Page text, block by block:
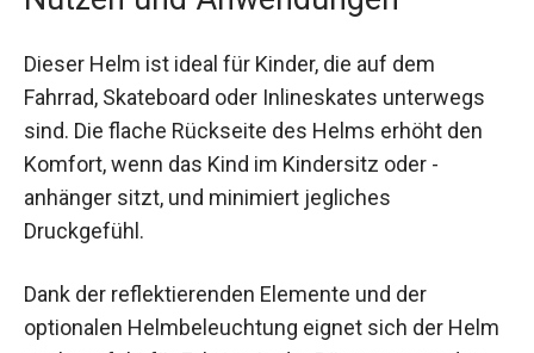
Fahrrad, Skateboard oder Inlineskates unterwegs
sind. Die flache Rückseite des Helms erhöht den
Komfort, wenn das Kind im Kindersitz oder -
anhänger sitzt, und minimiert jegliches
Druckgefühl.
optionalen Helmbeleuchtung eignet sich der
Helm auch perfekt für Fahrten in der Dämmerung